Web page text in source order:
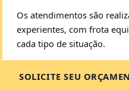
Os atendimentos são
experientes, com frota
cada tipo de situação.
SOLICITE SEU